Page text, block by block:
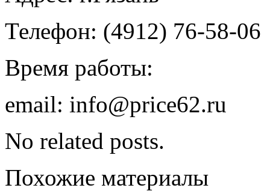
Телефон: (4912) 76-58-06
Время работы:
email: info@price62.ru
No related posts.
Похожие материалы